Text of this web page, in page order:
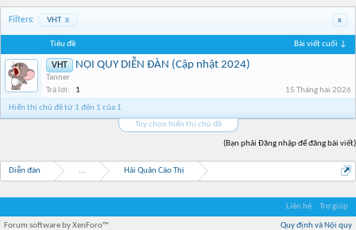
Filters: VHT x x
Tiêu đề Bài viết cuối ↓
VHT NỘI QUY DIỄN ĐÀN (Cập nhật 2024)
Tanner
Trả lời:
1
15 Tháng hai 2026
Hiển thị chủ đề từ 1 đến 1 của 1
Tùy chọn hiển thị chủ đề
(Bạn phải Đăng nhập để đăng bài viết)
Diễn đàn ... Hải Quân Cáo Thị
Liên hệ Trợ giúp
Quy định và Nội quy
Forum software by XenForo™